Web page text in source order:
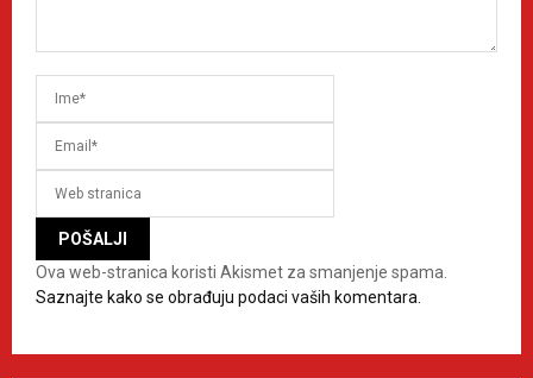
Ova web-stranica koristi Akismet za smanjenje spama.
Saznajte kako se obrađuju podaci vaših komentara.